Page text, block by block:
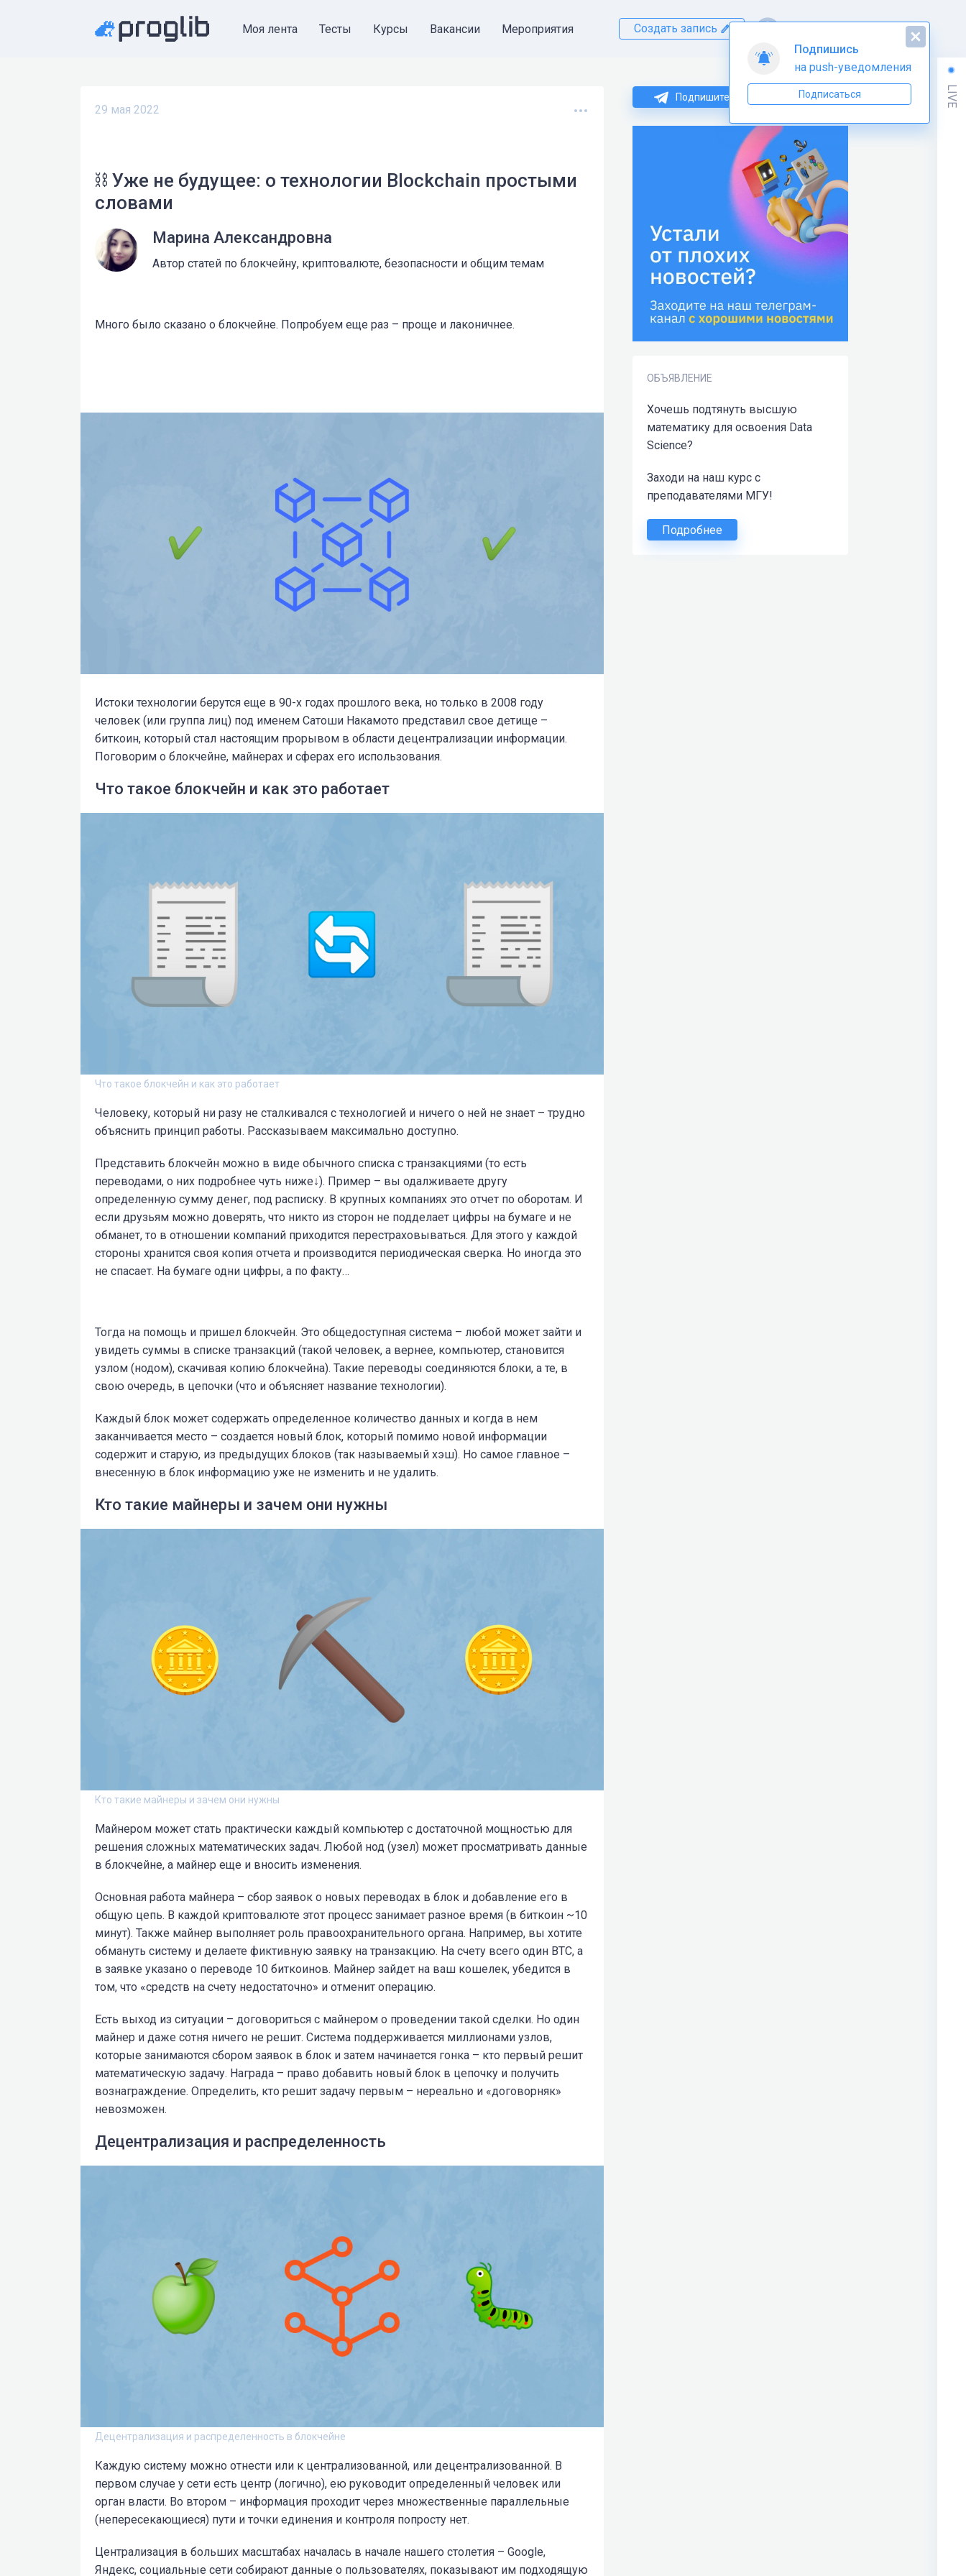
Моя лента Тесты Курсы Вакансии Мероприятия Создать запись
Подпишитесь на нас в Telegram
ОБЪЯВЛЕНИЕ
Хочешь подтянуть высшую
математику для освоения Data
Science?
Заходи на наш курс с
преподавателями МГУ!
Подробнее
29 мая 2022
⛓ Уже не будущее: о технологии Blockchain простыми
словами
Марина Александровна
Автор статей по блокчейну, криптовалюте, безопасности и общим темам
Много было сказано о блокчейне. Попробуем еще раз – проще и лаконичнее.
Истоки технологии берутся еще в 90-х годах прошлого века, но только в 2008 году
человек (или группа лиц) под именем Сатоши Накамото представил свое детище –
биткоин, который стал настоящим прорывом в области децентрализации информации.
Поговорим о блокчейне, майнерах и сферах его использования.
Что такое блокчейн и как это работает
Что такое блокчейн и как это работает
Человеку, который ни разу не сталкивался с технологией и ничего о ней не знает – трудно
объяснить принцип работы. Рассказываем максимально доступно.
Представить блокчейн можно в виде обычного списка с транзакциями (то есть
переводами, о них подробнее чуть ниже↓). Пример – вы одалживаете другу
определенную сумму денег, под расписку. В крупных компаниях это отчет по оборотам. И
если друзьям можно доверять, что никто из сторон не подделает цифры на бумаге и не
обманет, то в отношении компаний приходится перестраховываться. Для этого у каждой
стороны хранится своя копия отчета и производится периодическая сверка. Но иногда это
не спасает. На бумаге одни цифры, а по факту…
Тогда на помощь и пришел блокчейн. Это общедоступная система – любой может зайти и
увидеть суммы в списке транзакций (такой человек, а вернее, компьютер, становится
узлом (нодом), скачивая копию блокчейна). Такие переводы соединяются блоки, а те, в
свою очередь, в цепочки (что и объясняет название технологии).
Каждый блок может содержать определенное количество данных и когда в нем
заканчивается место – создается новый блок, который помимо новой информации
содержит и старую, из предыдущих блоков (так называемый хэш). Но самое главное –
внесенную в блок информацию уже не изменить и не удалить.
Кто такие майнеры и зачем они нужны
Кто такие майнеры и зачем они нужны
Майнером может стать практически каждый компьютер с достаточной мощностью для
решения сложных математических задач. Любой нод (узел) может просматривать данные
в блокчейне, а майнер еще и вносить изменения.
Основная работа майнера – сбор заявок о новых переводах в блок и добавление его в
общую цепь. В каждой криптовалюте этот процесс занимает разное время (в биткоин ~10
минут). Также майнер выполняет роль правоохранительного органа. Например, вы хотите
обмануть систему и делаете фиктивную заявку на транзакцию. На счету всего один ВТС, а
в заявке указано о переводе 10 биткоинов. Майнер зайдет на ваш кошелек, убедится в
том, что «средств на счету недостаточно» и отменит операцию.
Есть выход из ситуации – договориться с майнером о проведении такой сделки. Но один
майнер и даже сотня ничего не решит. Система поддерживается миллионами узлов,
которые занимаются сбором заявок в блок и затем начинается гонка – кто первый решит
математическую задачу. Награда – право добавить новый блок в цепочку и получить
вознаграждение. Определить, кто решит задачу первым – нереально и «договорняк»
невозможен.
Децентрализация и распределенность
Децентрализация и распределенность в блокчейне
Каждую систему можно отнести или к централизованной, или децентрализованной. В
первом случае у сети есть центр (логично), ею руководит определенный человек или
орган власти. Во втором – информация проходит через множественные параллельные
(непересекающиеся) пути и точки единения и контроля попросту нет.
Централизация в больших масштабах началась в начале нашего столетия – Google,
Яндекс, социальные сети собирают данные о пользователях, показывают им подходящую
LIVE
Подпишись
на push-уведомления
Подписаться